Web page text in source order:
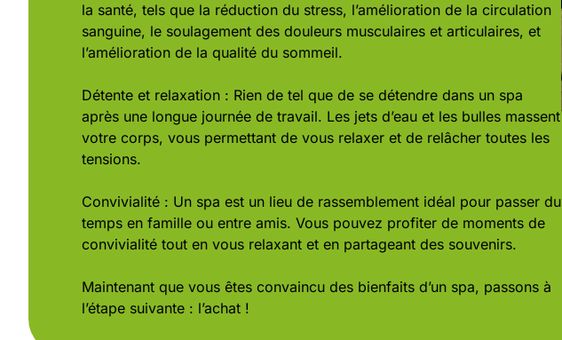
la santé, tels que la réduction du stress, l’amélioration de la circulation
sanguine, le soulagement des douleurs musculaires et articulaires, et
l’amélioration de la qualité du sommeil.
Détente et relaxation : Rien de tel que de se détendre dans un spa
après une longue journée de travail. Les jets d’eau et les bulles massent
votre corps, vous permettant de vous relaxer et de relâcher toutes les
tensions.
Convivialité : Un spa est un lieu de rassemblement idéal pour passer du
temps en famille ou entre amis. Vous pouvez profiter de moments de
convivialité tout en vous relaxant et en partageant des souvenirs.
Maintenant que vous êtes convaincu des bienfaits d’un spa, passons à
l’étape suivante : l’achat !